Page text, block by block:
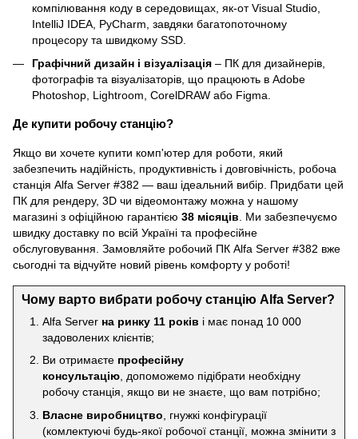
компілювання коду в середовищах, як-от Visual Studio,
IntelliJ IDEA, PyCharm, завдяки багатопоточному
процесору та швидкому SSD.
Графічний дизайн і візуалізація – ПК для дизайнерів,
фотографів та візуалізаторів, що працюють в Adobe
Photoshop, Lightroom, CorelDRAW або Figma.
Де купити робочу станцію?
Якщо ви хочете купити комп'ютер для роботи, який
забезпечить надійність, продуктивність і довговічність, робоча
станція Alfa Server #382 — ваш ідеальний вибір. Придбати цей
ПК для рендеру, 3D чи відеомонтажу можна у нашому
магазині з офіційною гарантією 38 місяців . Ми забезпечуємо
швидку доставку по всій Україні та професійне
обслуговування. Замовляйте робочий ПК Alfa Server #382 вже
сьогодні та відчуйте новий рівень комфорту у роботі!
Чому варто вибрати робочу станцію Alfa Server?
Alfa Server на ринку 11 років і має понад 10 000
задоволених клієнтів;
Ви отримаєте професійну
консультацію , допоможемо підібрати необхідну
робочу станція, якщо ви не знаєте, що вам потрібно;
Власне виробництво , гнужкі конфігурації
(комлектуючі будь-якої робочої станції, можна змінити з